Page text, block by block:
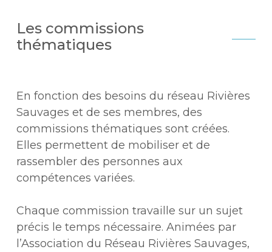
Les commissions
thématiques
En fonction des besoins du réseau Rivières
Sauvages et de ses membres, des
commissions thématiques sont créées.
Elles permettent de mobiliser et de
rassembler des personnes aux
compétences variées.
Chaque commission travaille sur un sujet
précis le temps nécessaire. Animées par
l’Association du Réseau Rivières Sauvages,